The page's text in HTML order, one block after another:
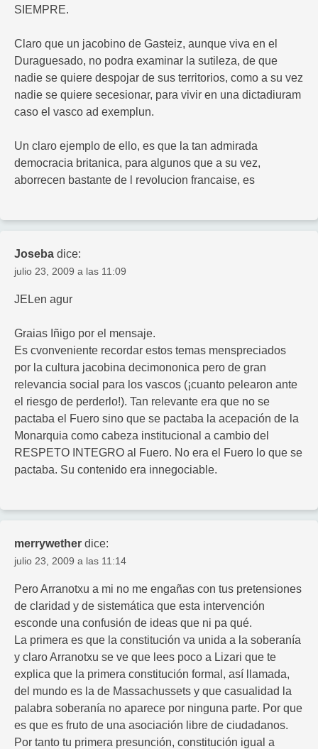
SIEMPRE.
Claro que un jacobino de Gasteiz, aunque viva en el
Duraguesado, no podra examinar la sutileza, de que
nadie se quiere despojar de sus territorios, como a su vez
nadie se quiere secesionar, para vivir en una dictadiuram
caso el vasco ad exemplun.
Un claro ejemplo de ello, es que la tan admirada
democracia britanica, para algunos que a su vez,
aborrecen bastante de l revolucion francaise, es
Joseba dice:
julio 23, 2009 a las 11:09
JELen agur
Graias Iñigo por el mensaje.
Es cvonveniente recordar estos temas menspreciados
por la cultura jacobina decimononica pero de gran
relevancia social para los vascos (¡cuanto pelearon ante
el riesgo de perderlo!). Tan relevante era que no se
pactaba el Fuero sino que se pactaba la acepación de la
Monarquia como cabeza institucional a cambio del
RESPETO INTEGRO al Fuero. No era el Fuero lo que se
pactaba. Su contenido era innegociable.
merrywether dice:
julio 23, 2009 a las 11:14
Pero Arranotxu a mi no me engañas con tus pretensiones
de claridad y de sistemática que esta intervención
esconde una confusión de ideas que ni pa qué.
La primera es que la constitución va unida a la soberanía
y claro Arranotxu se ve que lees poco a Lizari que te
explica que la primera constitución formal, así llamada,
del mundo es la de Massachussets y que casualidad la
palabra soberanía no aparece por ninguna parte. Por que
es que es fruto de una asociación libre de ciudadanos.
Por tanto tu primera presunción, constitución igual a